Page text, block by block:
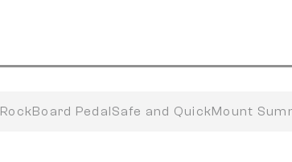
RockBoard PedalSafe and QuickMount